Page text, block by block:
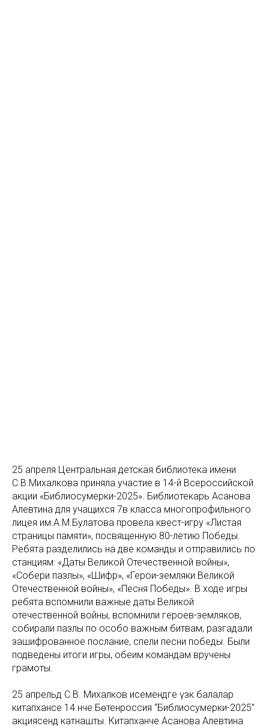
25 апреля Центральная детская библиотека имени
С.В.Михалкова приняла участие в 14-й Всероссийской
акции «Библиосумерки-2025». Библиотекарь Асанова
Алевтина для учащихся 7в класса многопрофильного
лицея им.А.М.Булатова провела квест-игру «Листая
страницы памяти», посвященную 80-летию Победы.
Ребята разделились на две команды и отправились по
станциям: «Даты Великой Отечественной войны»,
«Собери пазлы», «Шифр», «Герои-земляки Великой
Отечественной войны», «Песня Победы». В ходе игры
ребята вспомнили важные даты Великой
отечественной войны, вспомнили героев-земляков,
собирали пазлы по особо важным битвам, разгадали
зашифрованное послание, спели песни победы. Были
подведены итоги игры, обеим командам вручены
грамоты.
25 апрельдә С.В. Михалков исемендәге үзәк балалар
китапханәсе 14 нче Бөтенроссия “Библиосумерки-2025”
акциясендә катнашты. Китапханәче Асанова Алевтина